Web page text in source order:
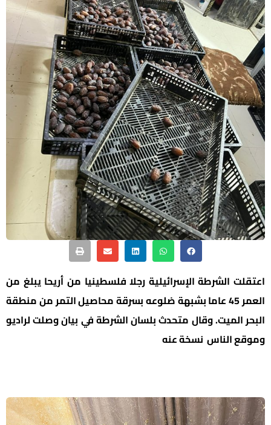
اعتقلت الشرطة الإسرائيلية رجلا فلسطينيا من أريحا يبلغ من
العمر 45 عاما بشبهة ضلوعه بسرقة محاصيل التمر من منطقة
البحر الميت. وقال متحدث بلسان الشرطة في بيان وصلت لراديو
وموقع الناس نسخة عنه